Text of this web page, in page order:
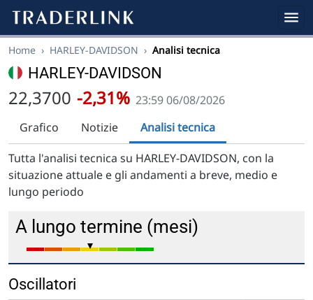
Home › HARLEY-DAVIDSON › Analisi tecnica
HARLEY-DAVIDSON
22,3700 -2,31% 23:59 06/08/2026
Grafico
Notizie
Analisi tecnica
Tutta l'analisi tecnica su HARLEY-DAVIDSON, con la
situazione attuale e gli andamenti a breve, medio e
lungo periodo
A lungo termine (mesi)
Oscillatori